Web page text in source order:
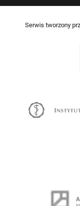
Serwis tworzony